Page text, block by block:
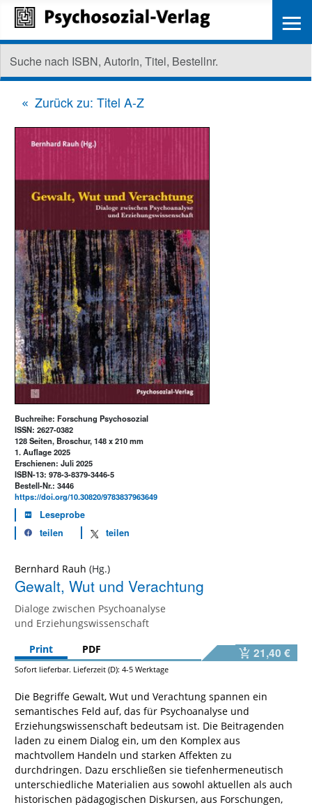
Zurück zu: Titel A-Z
Buchreihe: Forschung Psychosozial
ISSN: 2627-0382
128 Seiten, Broschur, 148 x 210 mm
1. Auflage 2025
Erschienen: Juli 2025
ISBN-13: 978-3-8379-3446-5
Bestell-Nr.: 3446
https://doi.org/10.30820/9783837963649
Leseprobe
teilen
teilen
Bernhard Rauh
Gewalt, Wut und Verachtung
Dialoge zwischen Psychoanalyse
und Erziehungswissenschaft
Print
PDF 21,40 €
Sofort lieferbar. Lieferzeit (D): 4-5 Werktage
Die Begriffe Gewalt, Wut und Verachtung spannen ein
semantisches Feld auf, das für Psychoanalyse und
Erziehungswissenschaft bedeutsam ist. Die Beitragenden
laden zu einem Dialog ein, um den Komplex aus
machtvollem Handeln und starken Affekten zu
durchdringen. Dazu erschließen sie tiefenhermeneutisch
unterschiedliche Materialien aus sowohl aktuellen als auch
historischen pädagogischen Diskursen, aus Forschungen,
≡